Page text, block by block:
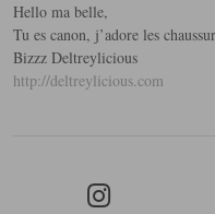
Hello ma belle,
Tu es canon, j’adore les
Bizzz Deltreylicious
http://deltreylicious.com